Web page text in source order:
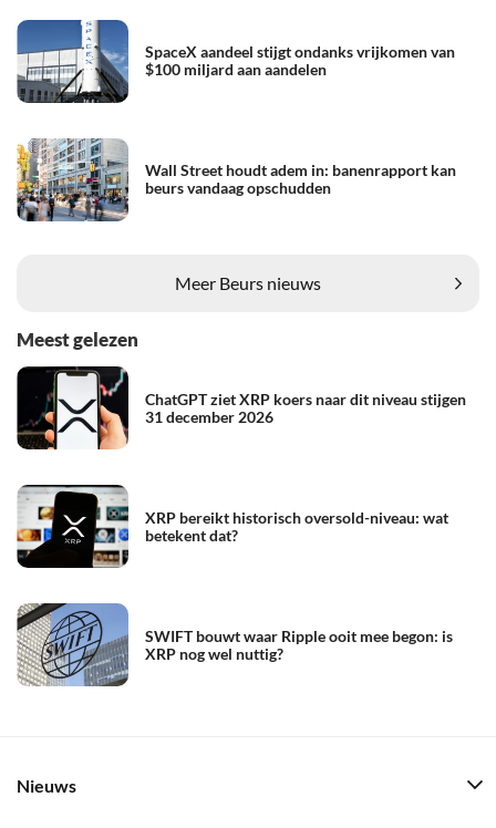
SpaceX aandeel stijgt ondanks vrijkomen van
$100 miljard aan aandelen
Wall Street houdt adem in: banenrapport kan
beurs vandaag opschudden
Meer Beurs nieuws
Meest gelezen
ChatGPT ziet XRP koers naar dit niveau stijgen
31 december 2026
XRP bereikt historisch oversold-niveau: wat
betekent dat?
SWIFT bouwt waar Ripple ooit mee begon: is
XRP nog wel nuttig?
Nieuws